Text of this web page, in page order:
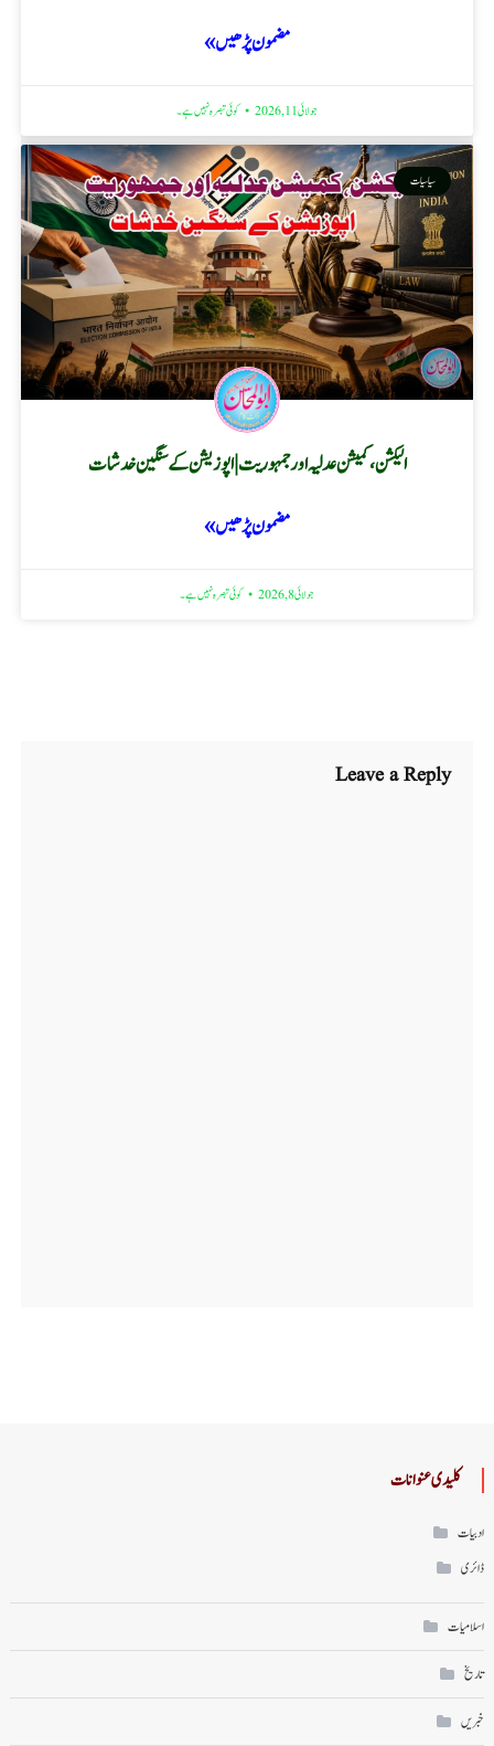
مضمون پڑھیں »
جولائی 11, 2026 کوئی تبصرہ نہیں ہے۔
سیاسیات
الیکشن، کمیشن عدلیہ اور جمہوریت | اپوزیشن کے سنگین خدشات
مضمون پڑھیں »
جولائی 8, 2026 کوئی تبصرہ نہیں ہے۔
Leave a Reply
کلیدی عنوانات
ادبیات
ڈائری
اسلامیات
تاریخ
خبریں